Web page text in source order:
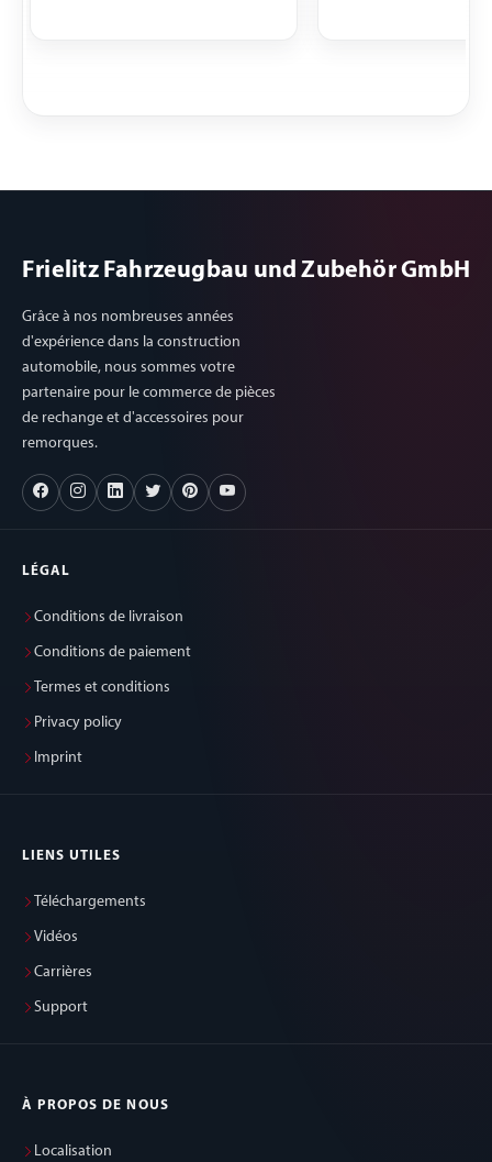
Frielitz Fahrzeugbau und Zubehör GmbH
Grâce à nos nombreuses années
d'expérience dans la construction
automobile, nous sommes votre
partenaire pour le commerce de pièces
de rechange et d'accessoires pour
remorques.
LÉGAL
Conditions de livraison
Conditions de paiement
Termes et conditions
Privacy policy
Imprint
LIENS UTILES
Téléchargements
Vidéos
Carrières
Support
À PROPOS DE NOUS
Localisation